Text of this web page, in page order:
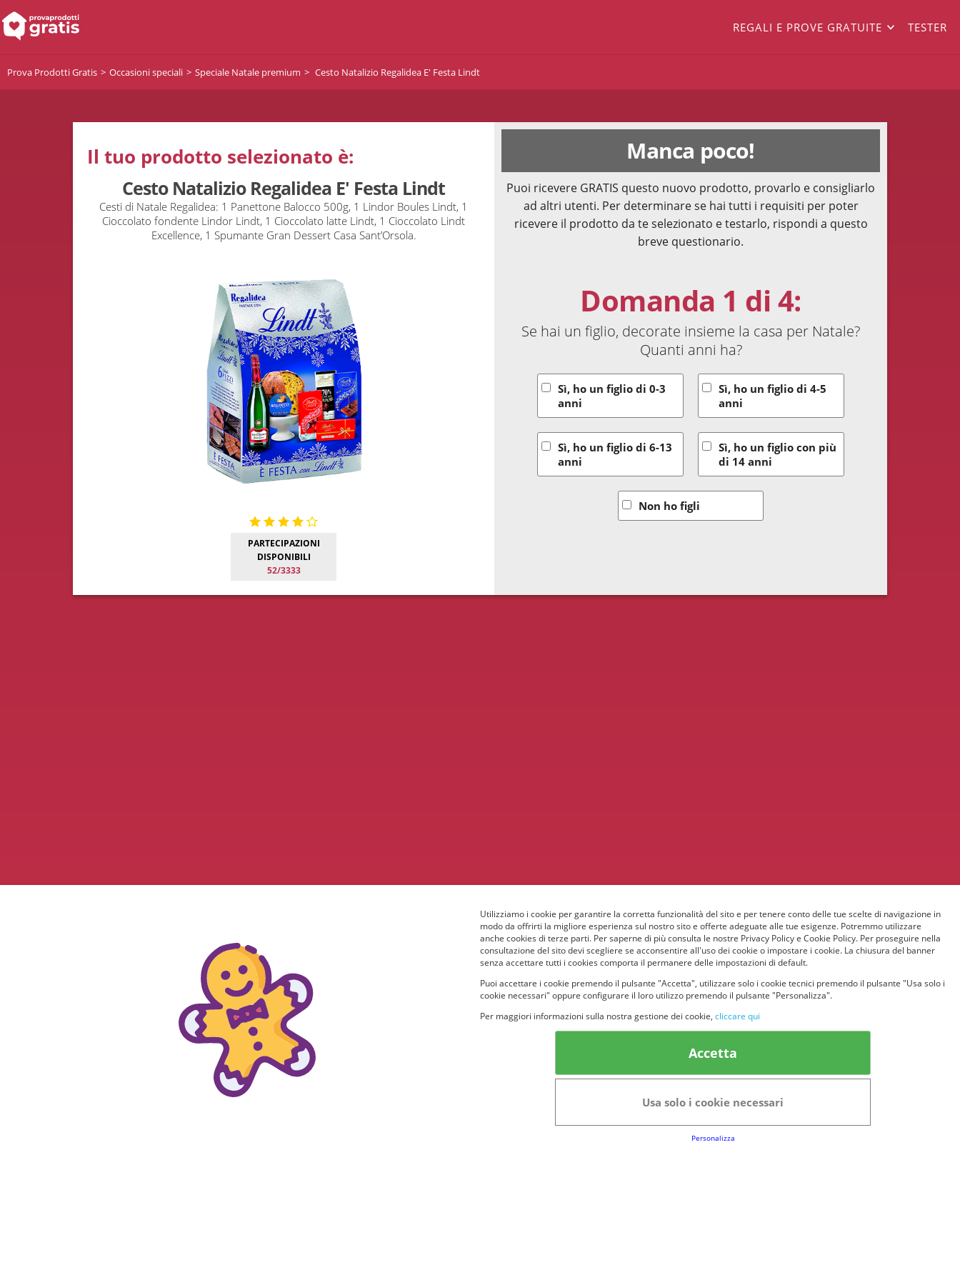
REGALI E PROVE GRATUITE TESTER
Prova Prodotti Gratis Occasioni speciali Speciale Natale premium Cesto Natalizio Regalidea E' Festa Lindt
Il tuo prodotto selezionato è:
Cesto Natalizio Regalidea E' Festa Lindt
Cesti di Natale Regalidea: 1 Panettone Balocco 500g, 1 Lindor Boules Lindt, 1
Cioccolato fondente Lindor Lindt, 1 Cioccolato latte Lindt, 1 Cioccolato Lindt
Excellence, 1 Spumante Gran Dessert Casa Sant’Orsola.
PARTECIPAZIONI
DISPONIBILI
52/3333
Manca poco!
Puoi ricevere GRATIS questo nuovo prodotto, provarlo e consigliarlo
ad altri utenti. Per determinare se hai tutti i requisiti per poter
ricevere il prodotto da te selezionato e testarlo, rispondi a questo
breve questionario.
Domanda 1 di 4:
Se hai un figlio, decorate insieme la casa per Natale?
Quanti anni ha?
Sì, ho un figlio di 0-3
anni
Sì, ho un figlio di 4-5
anni
Sì, ho un figlio di 6-13
anni
Sì, ho un figlio con più
di 14 anni
Non ho figli
© provaprodottigratis.it 2023 | All Rights Reserved.
FAQs
Regolamento del Servizio
Utilizziamo i cookie per garantire la corretta funzionalità del sito e per tenere conto delle tue scelte di navigazione in
modo da offrirti la migliore esperienza sul nostro sito e offerte adeguate alle tue esigenze. Potremmo utilizzare
anche cookies di terze parti. Per saperne di più consulta le nostre Privacy Policy e Cookie Policy. Per proseguire nella
consultazione del sito devi scegliere se acconsentire all'uso dei cookie o impostare i cookie. La chiusura del banner
senza accettare tutti i cookies comporta il permanere delle impostazioni di default.
Puoi accettare i cookie premendo il pulsante "Accetta", utilizzare solo i cookie tecnici premendo il pulsante "Usa solo i
cookie necessari" oppure configurare il loro utilizzo premendo il pulsante "Personalizza".
Per maggiori informazioni sulla nostra gestione dei cookie, cliccare qui
Accetta
Usa solo i cookie necessari
Personalizza